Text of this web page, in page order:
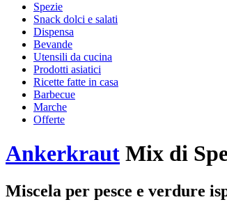
Spezie
Snack dolci e salati
Dispensa
Bevande
Utensili da cucina
Prodotti asiatici
Ricette fatte in casa
Barbecue
Marche
Offerte
Ankerkraut Mix di
Miscela per pesce e verdure